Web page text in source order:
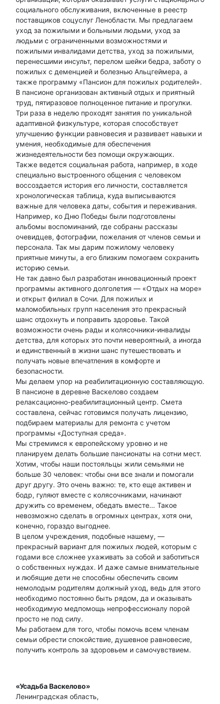
социального обслуживания, включенные в реестр
поставщиков соцуслуг Ленобласти. Мы предлагаем
уход за пожилыми и больными людьми, уход за
людьми с ограниченными возможностями и
пожилыми инвалидами детства, уход за пожилыми,
перенесшими инсульт, перелом шейки бедра, заботу о
пожилых с деменцией и болезнью Альцгеймера, а
также программу «Пансион для пожилых родителей».
В пансионе организован активный отдых и приятный
труд, пятиразовое полноценное питание и прогулки.
Три раза в неделю проходят занятия по уникальной
адаптивной физкультуре, которая способствует
улучшению функции равновесия и развивает навыки и
умения, необходимые для обеспечения
жизнедеятельности без помощи окружающих.
Также ведется социальная работа, например, в ходе
специально выстроенного общения с человеком
воссоздается история его личности, составляется
хронологическая таблица, куда выписываются
важные для человека даты, события и переживания.
Например, ко Дню Победы были подготовлены
альбомы воспоминаний, где собраны рассказы
очевидцев, фотографии, пожелания от членов семьи и
персонала. Так мы дарим пожилому человеку
приятные минуты, а его близким помогаем сохранить
историю семьи.
Не так давно был разработан инновационный проект
программы активного долголетия — «Отдых на море»
и открыт филиал в Сочи. Для пожилых и
маломобильных групп населения это прекрасный
шанс отдохнуть и поправить здоровье. Такой
возможности очень рады и колясочники-инвалиды
детства, для которых это почти невероятный, а иногда
и единственный в жизни шанс путешествовать и
получать новые впечатления в комфорте и
безопасности.
Мы делаем упор на реабилитационную составляющую.
В пансионе в деревне Васкелово создаем
релаксационно-реабилитационный центр. Смета
составлена, сейчас готовимся получать лицензию,
подбираем материалы для ремонта с учетом
программы «Доступная среда».
Мы стремимся к европейскому уровню и не
планируем делать большие пансионаты на сотни мест.
Хотим, чтобы наши постояльцы жили семьями не
больше 30 человек: чтобы они все знали и помогали
друг другу. Это очень важно: те, кто еще активен и
бодр, гуляют вместе с колясочниками, начинают
дружить со временем, обедать вместе… Такое
невозможно сделать в огромных центрах, хотя они,
конечно, гораздо выгоднее.
В целом учреждения, подобные нашему, —
прекрасный вариант для пожилых людей, которым с
годами все сложнее ухаживать за собой и заботиться
о собственных нуждах. И даже самые внимательные
и любящие дети не способны обеспечить своим
немолодым родителям должный уход, ведь для этого
необходимо постоянно быть рядом, да и оказывать
необходимую медпомощь непрофессионалу порой
просто не под силу.
Мы работаем для того, чтобы помочь всем членам
семьи обрести спокойствие, душевное равновесие,
получить контроль за здоровьем и самочувствием.
«Усадьба Васкелово»
Ленинградская область,